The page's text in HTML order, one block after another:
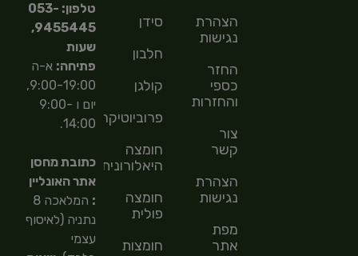
הצהרת
נגישות
החזר
כספי
והחזרות
צור
קשר
הצהרת
נגישות
מפת
אתר
סידן
חלבון
קולגן
פרוביוטיקה
חומצה
היאלורונית
חומצה
פולית
חומצות
טלפון: 053-
9455445,
שעות
פתיחה: א-ה
9:00-19:00,
יום ו 9:00-
14:00.
כתובת מחסן
אתר האונליין
:
המלאכה 8
נתניה (לאיסוף
עצמי